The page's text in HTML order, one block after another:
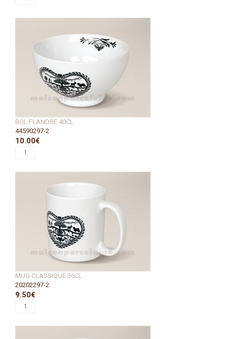
BOL FLANDRE 40CL
44590297-2
10.00€
MUG CLASSIQUE 36CL
20202297-2
9.50€